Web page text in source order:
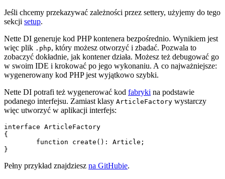
Jeśli chcemy przekazywać zależności przez settery, użyjemy do tego
sekcji setup.
Nette DI generuje kod PHP kontenera bezpośrednio. Wynikiem jest
więc plik .php, który możesz otworzyć i zbadać. Pozwala to
zobaczyć dokładnie, jak kontener działa. Możesz też debugować go
w swoim IDE i krokować po jego wykonaniu. A co najważniejsze:
wygenerowany kod PHP jest wyjątkowo szybki.
Nette DI potrafi też wygenerować kod fabryki na podstawie
podanego interfejsu. Zamiast klasy ArticleFactory wystarczy
więc utworzyć w aplikacji interfejs:
interface ArticleFactory
{
Pełny przykład znajdziesz na GitHubie.